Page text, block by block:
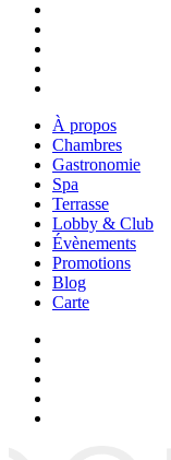
À propos
Chambres
Gastronomie
Spa
Terrasse
Lobby & Club
Évènements
Promotions
Blog
Carte